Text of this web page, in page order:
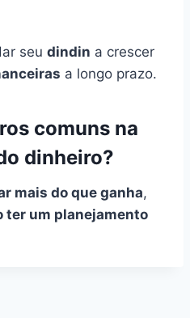
seu dindin a crescer
a longo prazo.
comuns na
dinheiro?
mais do que ganha,
ter um planejamento